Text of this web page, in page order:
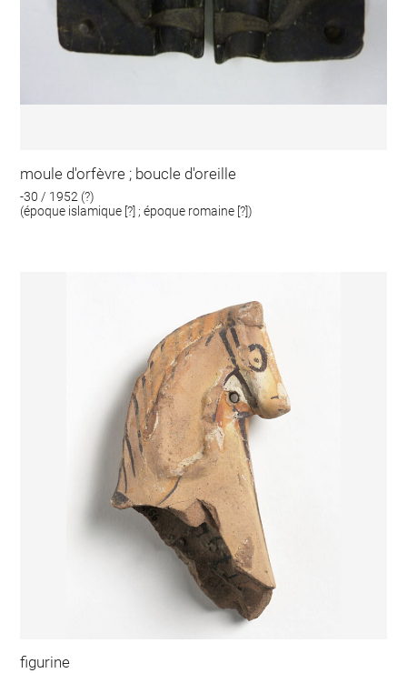
moule d'orfèvre ; boucle d'oreille
-30 / 1952 (?)
(époque islamique [?] ; époque romaine [?])
figurine